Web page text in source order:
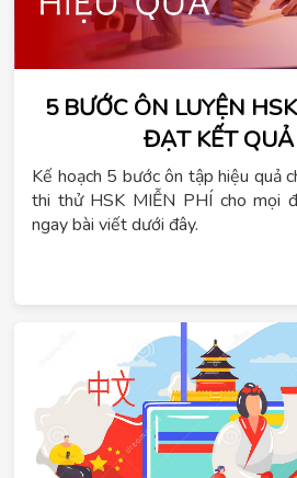
5 BƯỚC ÔN LUYỆN
ĐẠT KẾT
Kế hoạch 5 bước ôn tập hiệu quả
thi thử HSK MIỄN PHÍ cho mọi
ngay bài viết dưới đây.